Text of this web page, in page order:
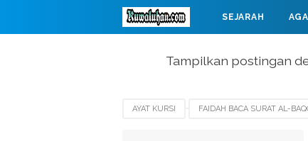
SEJARAH
Tampilkan postingan
AYAT KURSI FAIDAH BACA SURAT AL-